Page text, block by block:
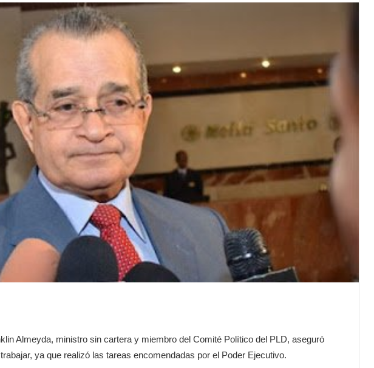
Almeyda, ministro sin cartera y miembro del Comité Político del PLD, aseguró
ya que realizó las tareas encomendadas por el Poder Ejecutivo.